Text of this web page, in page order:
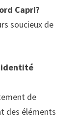
Capri?
soucieux de
identité
de
des éléments